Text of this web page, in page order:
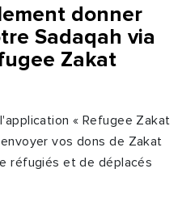
donner
Sadaqah via
Zakat
« Refugee Zakat
vos dons de Zakat
réfugiés et de déplacés